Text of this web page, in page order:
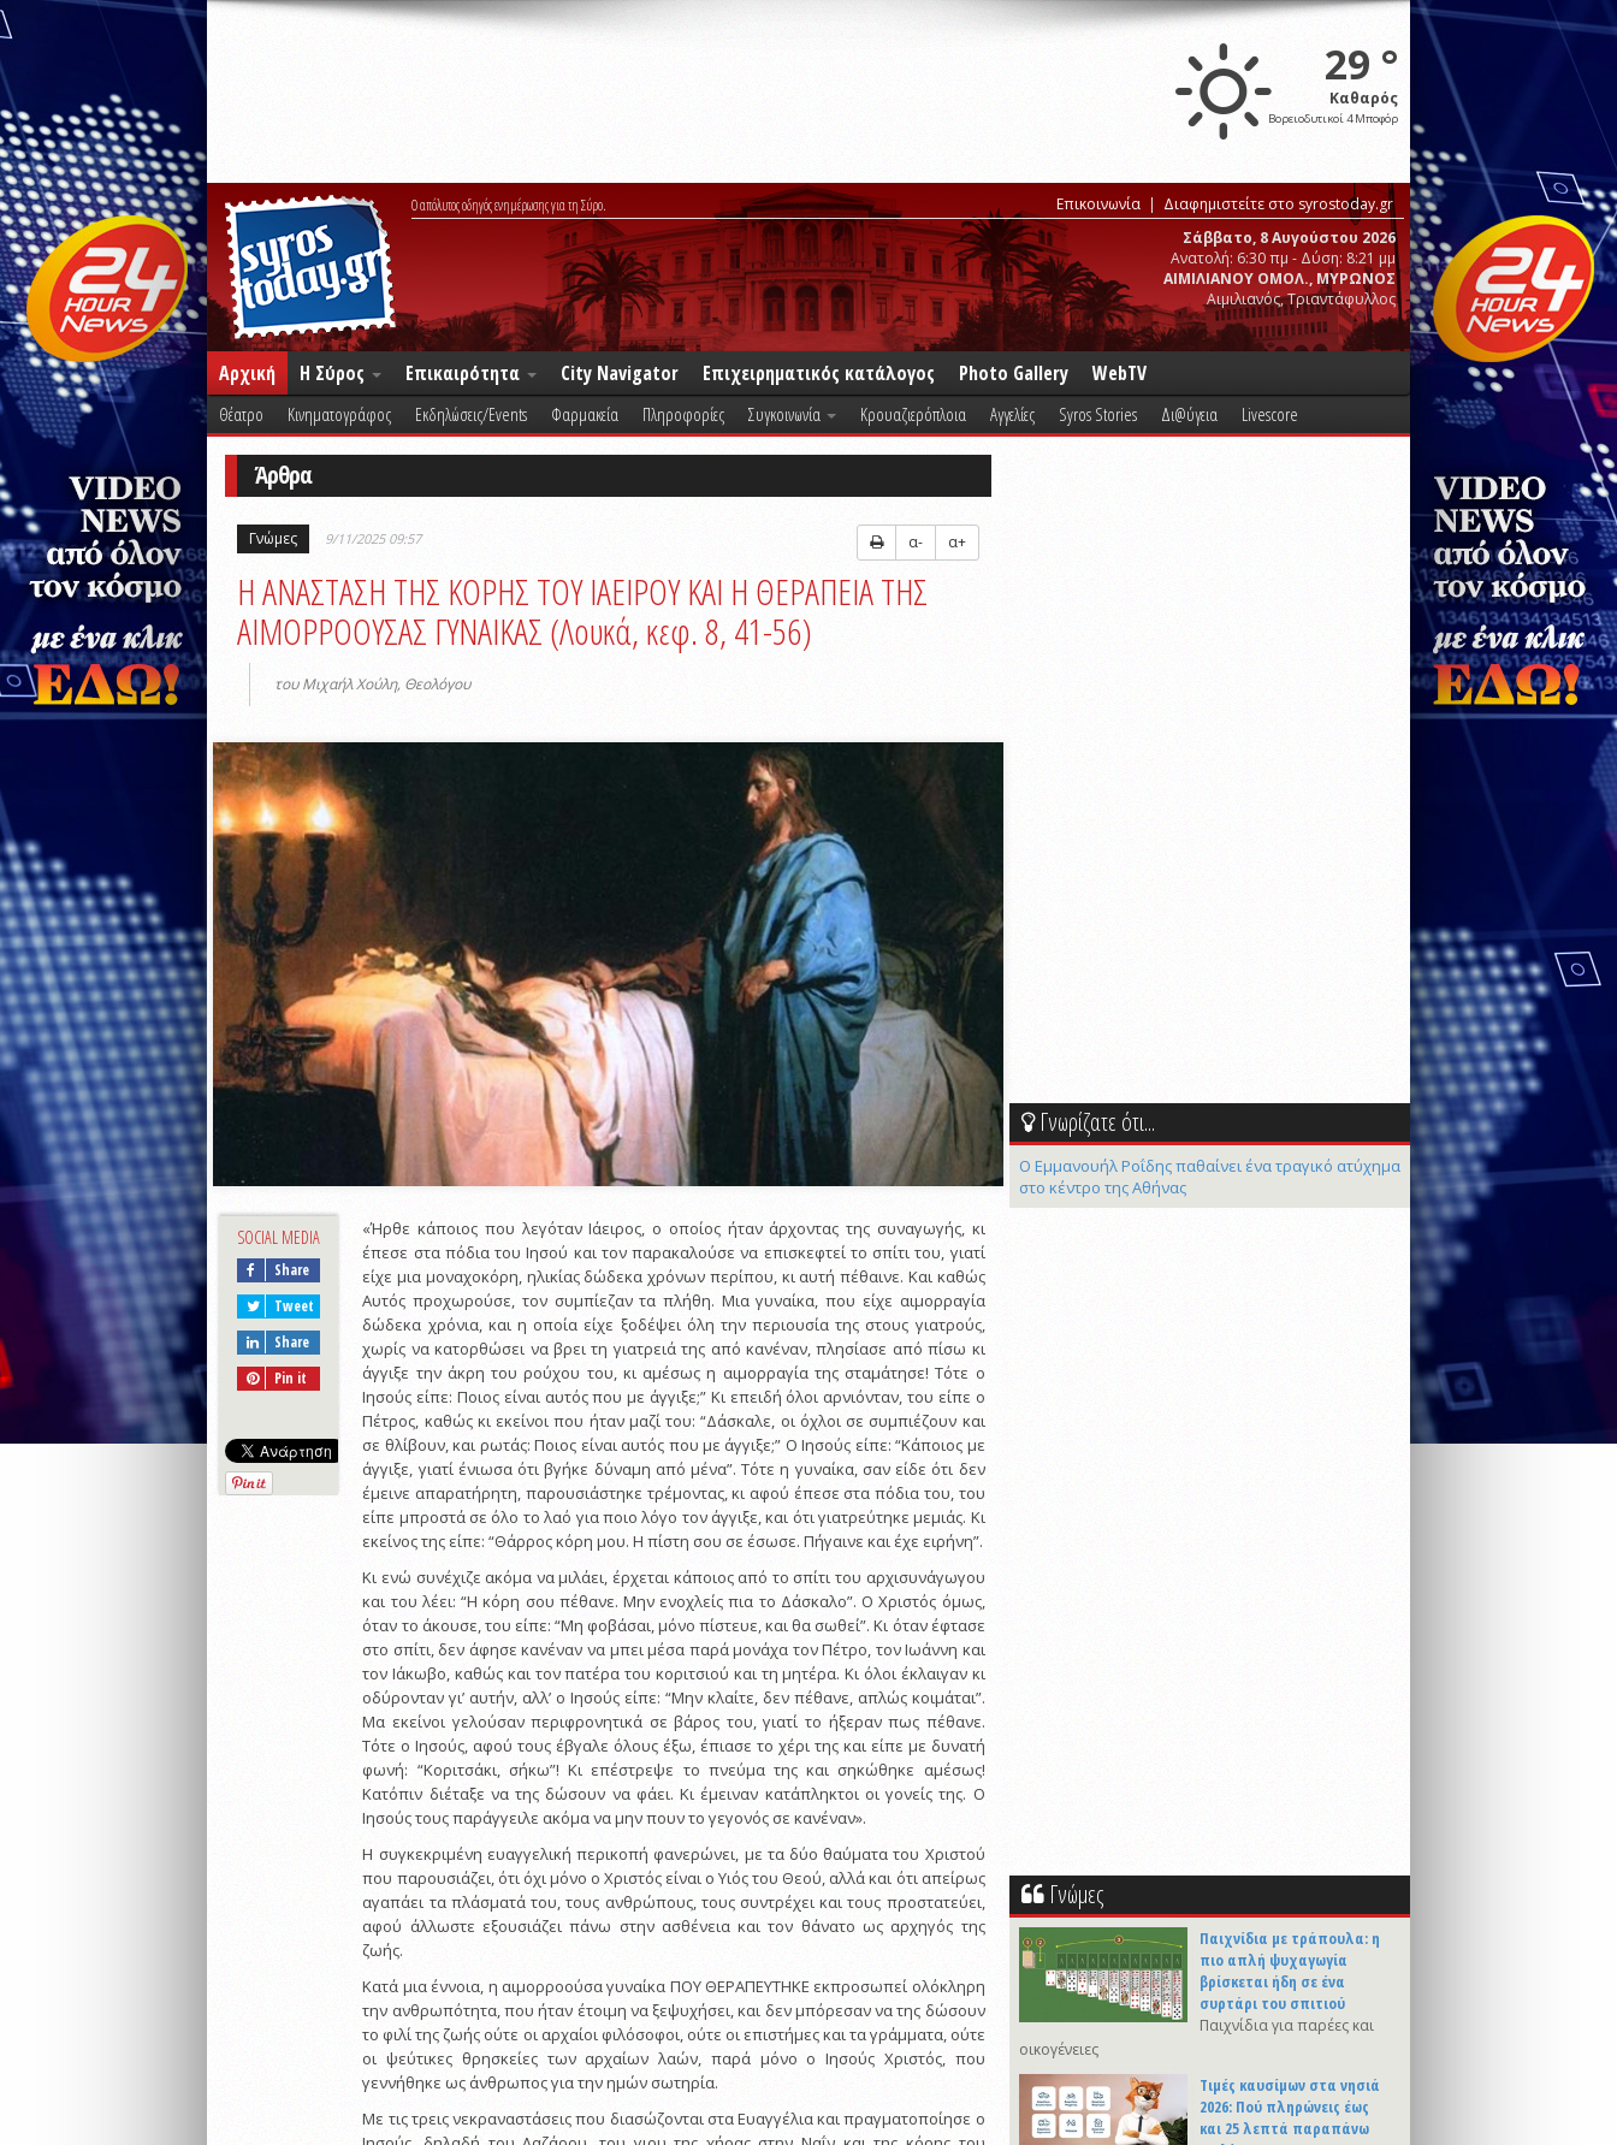
29 °
Καθαρός
Βορειοδυτικοί 4 Μποφόρ
Ο απόλυτος οδηγός ενημέρωσης για τη Σύρο. Επικοινωνία
Διαφημιστείτε στο syrostoday.gr
Σάββατο, 8 Αυγούστου 2026
Ανατολή: 6:30 πμ - Δύση: 8:21 μμ
ΑΙΜΙΛΙΑΝΟΥ ΟΜΟΛ., ΜΥΡΩΝΟΣ
Αιμιλιανός, Τριαντάφυλλος
Αρχική Η Σύρος Επικαιρότητα City Navigator Επιχειρηματικός κατάλογος Photo Gallery WebTV
Θέατρο Κινηματογράφος Εκδηλώσεις/Events Φαρμακεία Πληροφορίες Συγκοινωνία Κρουαζιερόπλοια Αγγελίες Syros Stories Δι@ύγεια Livescore
Άρθρα
Γνώμες 9/11/2025 09:57 α- α+
Η ΑΝΑΣΤΑΣΗ ΤΗΣ ΚΟΡΗΣ ΤΟΥ ΙΑΕΙΡΟΥ ΚΑΙ Η ΘΕΡΑΠΕΙΑ ΤΗΣ
ΑΙΜΟΡΡΟΟΥΣΑΣ ΓΥΝΑΙΚΑΣ (Λουκά, κεφ. 8, 41-56)
του Μιχαήλ Χούλη, Θεολόγου
SOCIAL MEDIA
Share
Tweet
Share
Pin it
«Ήρθε κάποιος που λεγόταν Iάειρος, ο οποίος ήταν άρχοντας της συναγωγής, κι
έπεσε στα πόδια του Iησού και τον παρακαλούσε να επισκεφτεί το σπίτι του, γιατί
είχε μια μοναχοκόρη, ηλικίας δώδεκα χρόνων περίπου, κι αυτή πέθαινε. Kαι καθώς
Αυτός προχωρούσε, τον συμπίεζαν τα πλήθη. Μια γυναίκα, που είχε αιμορραγία
δώδεκα χρόνια, και η οποία είχε ξοδέψει όλη την περιουσία της στους γιατρούς,
χωρίς να κατορθώσει να βρει τη γιατρειά της από κανέναν, πλησίασε από πίσω κι
άγγιξε την άκρη του ρούχου του, κι αμέσως η αιμορραγία της σταμάτησε! Tότε ο
Iησούς είπε: Ποιος είναι αυτός που με άγγιξε;” Kι επειδή όλοι αρνιόνταν, του είπε ο
Πέτρος, καθώς κι εκείνοι που ήταν μαζί του: “Δάσκαλε, οι όχλοι σε συμπιέζουν και
σε θλίβουν, και ρωτάς: Ποιος είναι αυτός που με άγγιξε;” Ο Iησούς είπε: “Kάποιος με
άγγιξε, γιατί ένιωσα ότι βγήκε δύναμη από μένα”. Tότε η γυναίκα, σαν είδε ότι δεν
έμεινε απαρατήρητη, παρουσιάστηκε τρέμοντας, κι αφού έπεσε στα πόδια του, του
είπε μπροστά σε όλο το λαό για ποιο λόγο τον άγγιξε, και ότι γιατρεύτηκε μεμιάς. Kι
εκείνος της είπε: “Θάρρος κόρη μου. H πίστη σου σε έσωσε. Πήγαινε και έχε ειρήνη”.
Kι ενώ συνέχιζε ακόμα να μιλάει, έρχεται κάποιος από το σπίτι του αρχισυνάγωγου
και του λέει: “H κόρη σου πέθανε. Mην ενοχλείς πια το Δάσκαλο”. O Χριστός όμως,
όταν το άκουσε, του είπε: “Mη φοβάσαι, μόνο πίστευε, και θα σωθεί”. Kι όταν έφτασε
στο σπίτι, δεν άφησε κανέναν να μπει μέσα παρά μονάχα τον Πέτρο, τον Iωάννη και
τον Iάκωβο, καθώς και τον πατέρα του κοριτσιού και τη μητέρα. Kι όλοι έκλαιγαν κι
οδύρονταν γι’ αυτήν, αλλ’ ο Iησούς είπε: “Mην κλαίτε, δεν πέθανε, απλώς κοιμάται”.
Mα εκείνοι γελούσαν περιφρονητικά σε βάρος του, γιατί το ήξεραν πως πέθανε.
Tότε ο Iησούς, αφού τους έβγαλε όλους έξω, έπιασε το χέρι της και είπε με δυνατή
φωνή: “Kοριτσάκι, σήκω”! Kι επέστρεψε το πνεύμα της και σηκώθηκε αμέσως!
Kατόπιν διέταξε να της δώσουν να φάει. Kι έμειναν κατάπληκτοι οι γονείς της. O
Iησούς τους παράγγειλε ακόμα να μην πουν το γεγονός σε κανέναν».
Η συγκεκριμένη ευαγγελική περικοπή φανερώνει, με τα δύο θαύματα του Χριστού
που παρουσιάζει, ότι όχι μόνο ο Χριστός είναι ο Υιός του Θεού, αλλά και ότι απείρως
αγαπάει τα πλάσματά του, τους ανθρώπους, τους συντρέχει και τους προστατεύει,
αφού άλλωστε εξουσιάζει πάνω στην ασθένεια και τον θάνατο ως αρχηγός της
ζωής.
Κατά μια έννοια, η αιμορροούσα γυναίκα ΠΟΥ ΘΕΡΑΠΕΥΤΗΚΕ εκπροσωπεί ολόκληρη
την ανθρωπότητα, που ήταν έτοιμη να ξεψυχήσει, και δεν μπόρεσαν να της δώσουν
το φιλί της ζωής ούτε οι αρχαίοι φιλόσοφοι, ούτε οι επιστήμες και τα γράμματα, ούτε
οι ψεύτικες θρησκείες των αρχαίων λαών, παρά μόνο ο Ιησούς Χριστός, που
γεννήθηκε ως άνθρωπος για την ημών σωτηρία.
Με τις τρεις νεκραναστάσεις που διασώζονται στα Ευαγγέλια και πραγματοποίησε ο
Γνωρίζατε ότι...
Ο Εμμανουήλ Ροΐδης παθαίνει ένα τραγικό ατύχημα
στο κέντρο της Αθήνας
Γνώμες
Παιχνίδια με τράπουλα: η
πιο απλή ψυχαγωγία
βρίσκεται ήδη σε ένα
συρτάρι του σπιτιού
Παιχνίδια για παρέες και
οικογένειες
Τιμές καυσίμων στα νησιά
2026: Πού πληρώνεις έως
και 25 λεπτά παραπάνω